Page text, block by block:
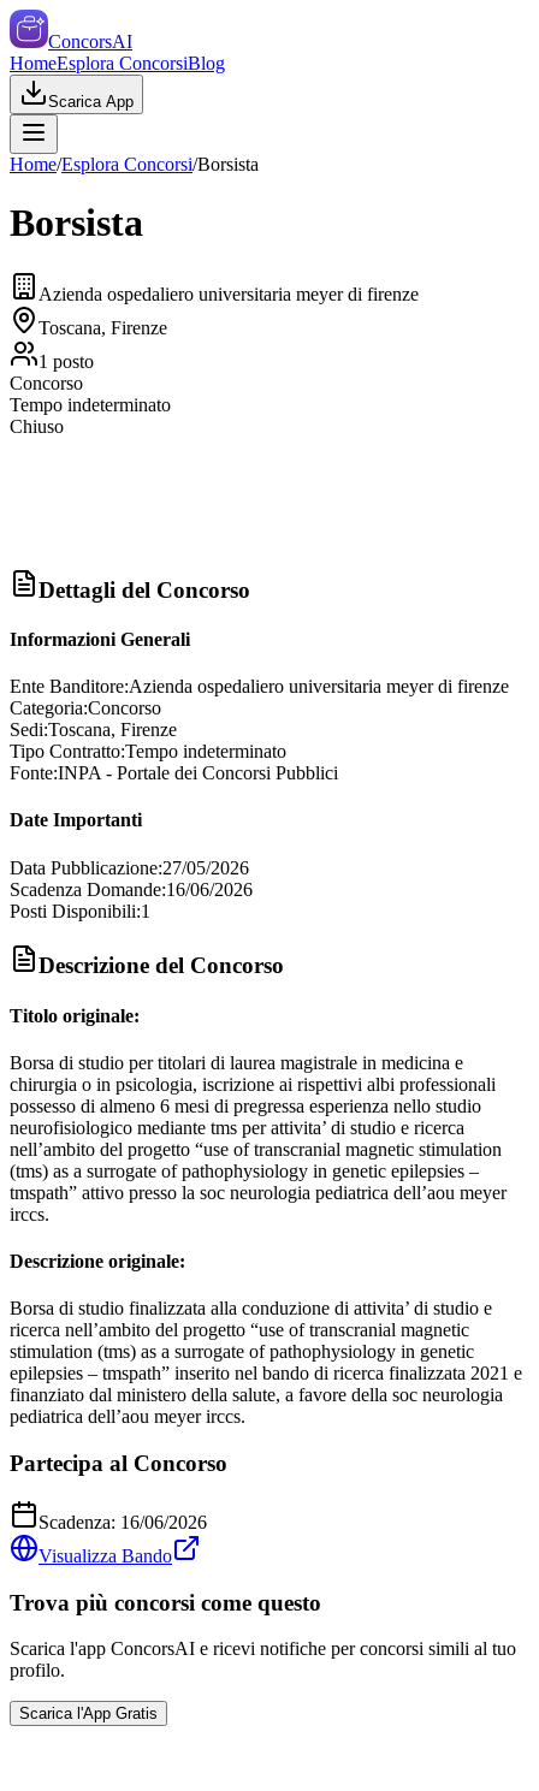
ConcorsAI
HomeEsplora ConcorsiBlog
Scarica App
Home/Esplora Concorsi/Borsista
Borsista
Azienda ospedaliero universitaria meyer di firenze
Toscana, Firenze
1 posto
Concorso
Tempo indeterminato
Chiuso
Dettagli del Concorso
Informazioni Generali
Ente Banditore:Azienda ospedaliero universitaria meyer di firenze
Categoria:Concorso
Sedi:Toscana, Firenze
Tipo Contratto:Tempo indeterminato
Fonte:INPA - Portale dei Concorsi Pubblici
Date Importanti
Data Pubblicazione:27/05/2026
Scadenza Domande:16/06/2026
Posti Disponibili:1
Descrizione del Concorso
Titolo originale:
Borsa di studio per titolari di laurea magistrale in medicina e
chirurgia o in psicologia, iscrizione ai rispettivi albi professionali
possesso di almeno 6 mesi di pregressa esperienza nello studio
neurofisiologico mediante tms per attivita’ di studio e ricerca
nell’ambito del progetto “use of transcranial magnetic stimulation
(tms) as a surrogate of pathophysiology in genetic epilepsies –
tmspath” attivo presso la soc neurologia pediatrica dell’aou meyer
irccs.
Descrizione originale:
Borsa di studio finalizzata alla conduzione di attivita’ di studio e
ricerca nell’ambito del progetto “use of transcranial magnetic
stimulation (tms) as a surrogate of pathophysiology in genetic
epilepsies – tmspath” inserito nel bando di ricerca finalizzata 2021 e
finanziato dal ministero della salute, a favore della soc neurologia
pediatrica dell’aou meyer irccs.
Partecipa al Concorso
Scadenza: 16/06/2026
Visualizza Bando
Trova più concorsi come questo
Scarica l'app ConcorsAI e ricevi notifiche per concorsi simili al tuo
profilo.
Scarica l'App Gratis